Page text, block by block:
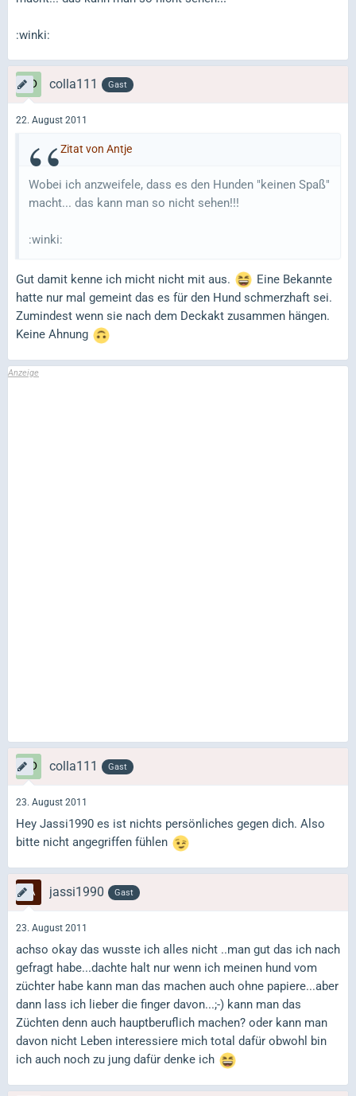
:winki:
colla111 Gast
22. August 2011
Zitat von Antje
Wobei ich anzweifele, dass es den Hunden "keinen Spaß"
macht... das kann man so nicht sehen!!!
:winki:
Gut damit kenne ich micht nicht mit aus.
Eine Bekannte
hatte nur mal gemeint das es für den Hund schmerzhaft sei.
Zumindest wenn sie nach dem Deckakt zusammen hängen.
Keine Ahnung
colla111 Gast
23. August 2011
Hey Jassi1990 es ist nichts persönliches gegen dich. Also
bitte nicht angegriffen fühlen
jassi1990 Gast
23. August 2011
achso okay das wusste ich alles nicht ..man gut das ich nach
gefragt habe...dachte halt nur wenn ich meinen hund vom
züchter habe kann man das machen auch ohne papiere...aber
dann lass ich lieber die finger davon...;-) kann man das
Züchten denn auch hauptberuflich machen? oder kann man
davon nicht Leben interessiere mich total dafür obwohl bin
ich auch noch zu jung dafür denke ich